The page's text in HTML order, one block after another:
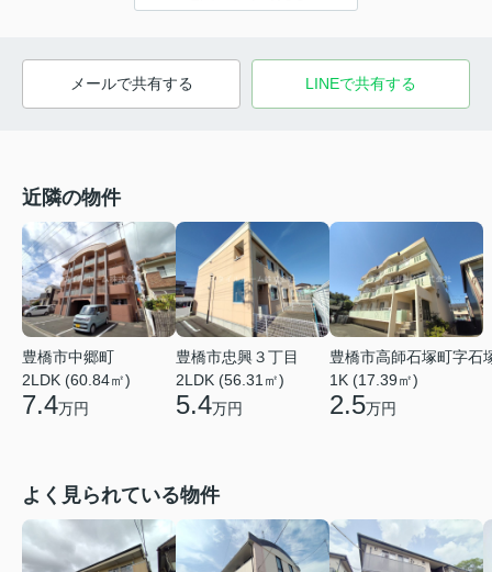
メールで共有する LINEで共有する
近隣の物件
豊橋市中郷町
2LDK (60.84㎡)
7.4万円
豊橋市忠興３丁目
2LDK (56.31㎡)
5.4万円
豊橋市高師石塚町字石
1K (17.39㎡)
2.5万円
よく見られている物件